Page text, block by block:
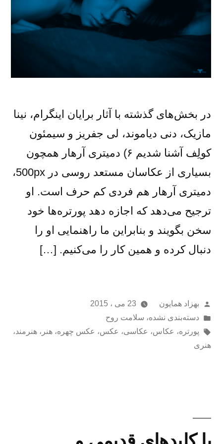
در بخش‌های گذشته با آثار برایان اینگرام، نینا
مازیک، دنی دیاموند، لی جفریز و سیمئون
کولِف آشنا شدیم ۶) دمیتری آرهار همچون
بسیاری از عکاسان مستعد روسی در 500px،
دمیتری آرهار هم فردی کم حرف است. او
ترجیح می‌دهد که اجازه دهد پورتره‌ها خود
سخن بگویند و بنابراین ما راهنمایی او را
دنبال کرده و همین کار را می‌کنیم. […]
از
بهزاد همایون
23 می ، 2015
ارسال
شده
در
دسته‌بندی نشده، سلامت روح
برچسب‌ها:
پورتره، عکاس، عکاسی، عکس، عکس چهره، هنر ، هنرمند،
هنری